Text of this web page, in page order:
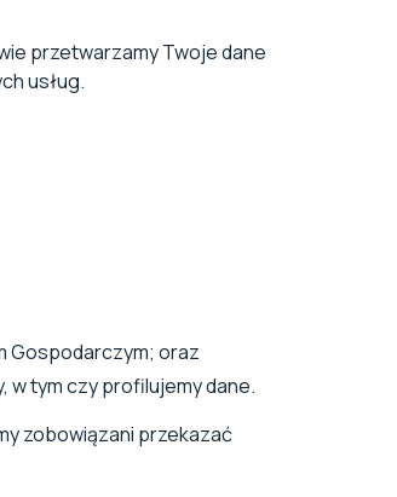
przetwarzamy Twoje dane
usług.
Gospodarczym; oraz
tym czy profilujemy dane.
zobowiązani przekazać